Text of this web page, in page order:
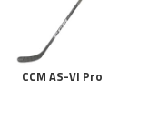
CCM AS-VI Pro